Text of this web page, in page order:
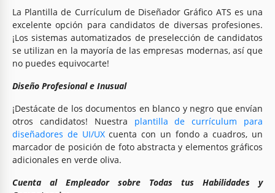
La Plantilla de Currículum de Diseñador Gráfico ATS es una
excelente opción para candidatos de diversas profesiones.
¡Los sistemas automatizados de preselección de candidatos
se utilizan en la mayoría de las empresas modernas, así que
no puedes equivocarte!
Diseño Profesional e Inusual
¡Destácate de los documentos en blanco y negro que envían
otros candidatos! Nuestra plantilla de currículum para
diseñadores de UI/UXcuenta con un fondo a cuadros, un
marcador de posición de foto abstracta y elementos gráficos
adicionales en verde oliva.
Cuenta al Empleador sobre Todas tus Habilidades y